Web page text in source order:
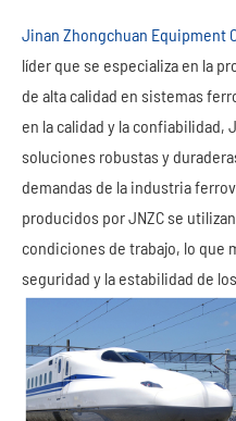
Jinan Zhongchuan Equipment
líder que se especializa en la
de alta calidad en sistemas
en la calidad y la confiabilidad,
soluciones robustas y
demandas de la industria
producidos por JNZC se
condiciones de trabajo, lo que
seguridad y la estabilidad de